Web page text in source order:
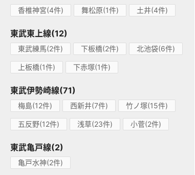
香椎神宮(4件) 舞松原(1件) 土井(4件)
東武東上線(12)
東武練馬(2件) 下板橋(2件) 北池袋(6件)
上板橋(1件) 下赤塚(1件)
東武伊勢崎線(71)
梅島(12件) 西新井(7件) 竹ノ塚(15件)
五反野(12件) 浅草(23件) 小菅(2件)
東武亀戸線(2)
亀戸水神(2件)